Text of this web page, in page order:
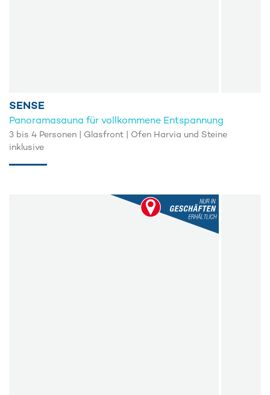
SENSE
Panoramasauna für vollkommene Entspannung
3 bis 4 Personen | Glasfront | Ofen Harvia und Steine
inklusive